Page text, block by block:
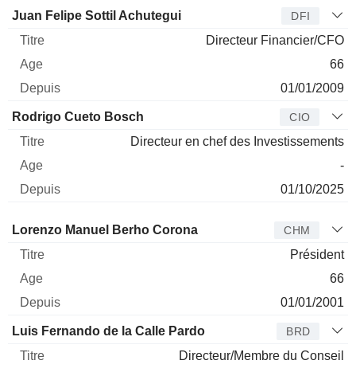
Juan Felipe Sottil Achutegui DFI
Directeur Financier/CFO
66
01/01/2009
Rodrigo Cueto Bosch CIO
Directeur en chef des Investissements
-
01/10/2025
Administrateur Titre Age Depuis
Lorenzo Manuel Berho Corona CHM
Président
66
01/01/2001
Luis Fernando de la Calle Pardo BRD
Directeur/Membre du Conseil